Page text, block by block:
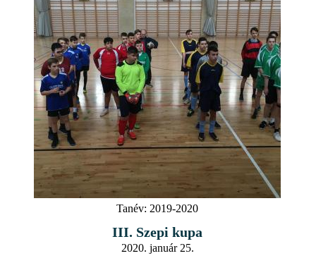
Tanév: 2019-2020
III. Szepi kupa
2020. január 25.